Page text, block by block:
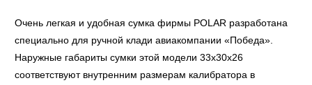
Очень легкая и удобная сумка фирмы POLAR разработана
специально для ручной клади авиакомпании «Победа».
Наружные габариты сумки этой модели 33x30x26
соответствуют внутренним размерам калибратора в